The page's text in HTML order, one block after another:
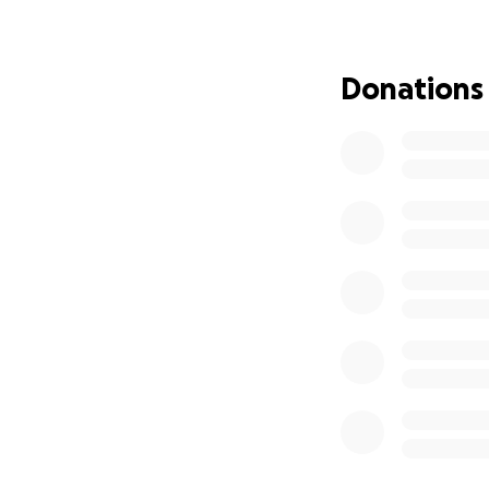
agradecidos por
Donations